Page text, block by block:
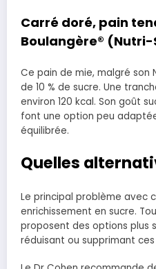
Carré doré, pain
Boulangère® (Nutri-
Ce pain de mie, malgré son
de 10 % de sucre. Une
environ 120 kcal. Son goût
font une option peu
équilibrée.
Quelles
Le principal problème avec
enrichissement en sucre.
proposent des options plus
réduisant ou supprimant